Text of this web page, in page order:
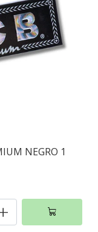
NEGRO 1